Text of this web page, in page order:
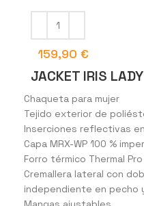
JACKET IRIS LADY
159,90 €
Chaqueta para mujer
Tejido exterior de
Inserciones reflectivas
Capa MRX-WP 100 %
Forro térmico Thermal
Cremallera lateral con
independiente en pecho